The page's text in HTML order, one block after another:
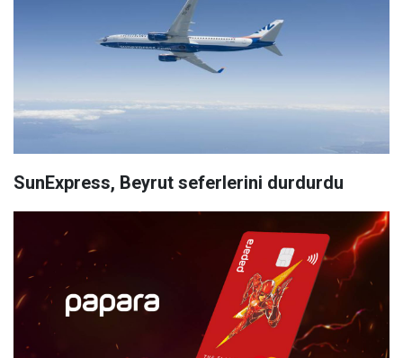
SunExpress, Beyrut seferlerini durdurdu